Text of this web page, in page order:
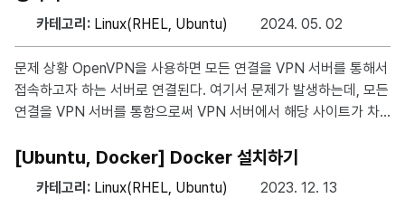
활용된다. https://github.com/shadowsocks ※ 본 게시글은 U
buntu 24.04 LTS 버전을 기준으로 작성되었습니다. 설치 방법 a
o apt-get update sudo apt install shadows
카테고리: Linux(RHEL, Ubuntu) 2024. 05. 02
문제 상황 OpenVPN을 사용하면 모든 연결을 VPN 서버를 통해서
접속하고자 하는 서버로 연결된다. 여기서 문제가 발생하는데, 모든
연결을 VPN 서버를 통함으로써 VPN 서버에서 해당 사이트가 차
하다. 해결 방안 아래와 같은 내용을 .ovpn 파일에 넣고 저장한다.
이후 해당 프로파일을 이용하여 연결하면 해당 대역에 있는 ip는 V
PN을 통과하지 않고 바로 연결된다. route 아이피 서브넷마스크 n
[Ubuntu, Docker] Docker 설치하기
카테고리: Linux(RHEL, Ubuntu) 2023. 12. 13